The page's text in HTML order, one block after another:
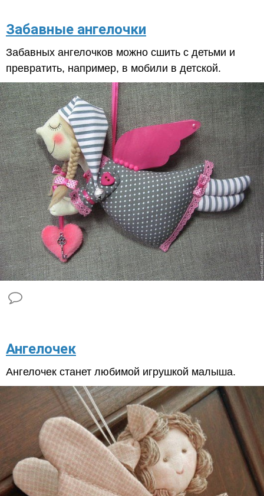
Забавные ангелочки
Забавных ангелочков можно сшить с детьми и
превратить, например, в мобили в детской.
Ангелочек
Ангелочек станет любимой игрушкой малыша.